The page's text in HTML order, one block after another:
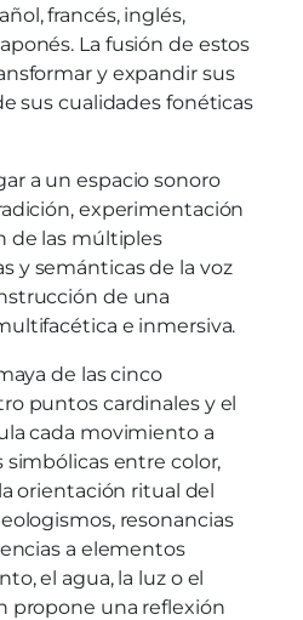
francés, inglés,
La fusión de estos
y expandir sus
sus cualidades fonéticas
a un espacio sonoro
experimentación
de las múltiples
y semánticas de la voz
de una
e inmersiva.
de las cinco
puntos cardinales y el
cada movimiento a
simbólicas entre color,
orientación ritual del
resonancias
a elementos
el agua, la luz o el
propone una reflexión